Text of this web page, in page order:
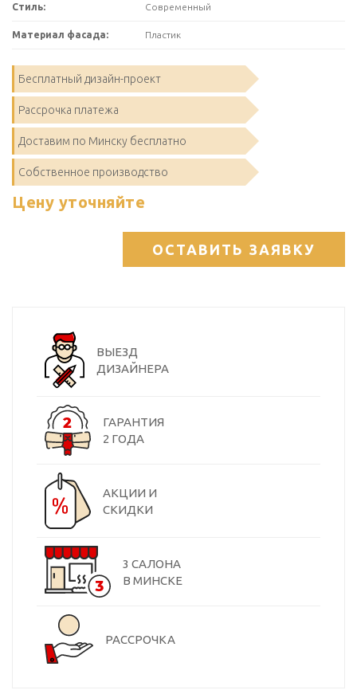
Стиль: Современный
Материал фасада: Пластик
Бесплатный дизайн-проект
Рассрочка платежа
Доставим по Минску бесплатно
Собственное производство
Цену уточняйте
ОСТАВИТЬ ЗАЯВКУ
ВЫЕЗД
ДИЗАЙНЕРА
ГАРАНТИЯ
2 ГОДА
АКЦИИ И
СКИДКИ
3 САЛОНА
В МИНСКЕ
РАССРОЧКА